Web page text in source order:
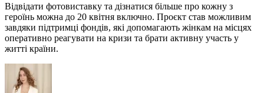
Відвідати фотовиставку та дізнатися більше про кожну з
героїнь можна до 20 квітня включно. Проєкт став можливим
завдяки підтримці фондів, які допомагають жінкам на місцях
оперативно реагувати на кризи та брати активну участь у
житті країни.